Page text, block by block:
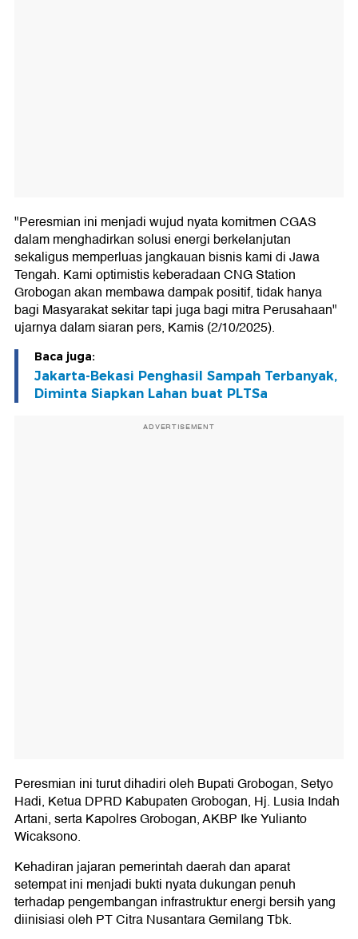
"Peresmian ini menjadi wujud nyata komitmen CGAS
dalam menghadirkan solusi energi berkelanjutan
sekaligus memperluas jangkauan bisnis kami di Jawa
Tengah. Kami optimistis keberadaan CNG Station
Grobogan akan membawa dampak positif, tidak hanya
bagi Masyarakat sekitar tapi juga bagi mitra Perusahaan"
ujarnya dalam siaran pers, Kamis (2/10/2025).
Baca juga:
Jakarta-Bekasi Penghasil Sampah Terbanyak,
Diminta Siapkan Lahan buat PLTSa
ADVERTISEMENT
Peresmian ini turut dihadiri oleh Bupati Grobogan, Setyo
Hadi, Ketua DPRD Kabupaten Grobogan, Hj. Lusia Indah
Artani, serta Kapolres Grobogan, AKBP Ike Yulianto
Wicaksono.
Kehadiran jajaran pemerintah daerah dan aparat
setempat ini menjadi bukti nyata dukungan penuh
terhadap pengembangan infrastruktur energi bersih yang
diinisiasi oleh PT Citra Nusantara Gemilang Tbk.